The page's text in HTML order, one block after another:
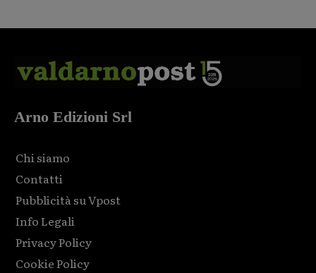
Arno Edizioni Srl
Chi siamo
Contatti
Pubblicità su Vpost
Info Legali
Privacy Policy
Cookie Policy